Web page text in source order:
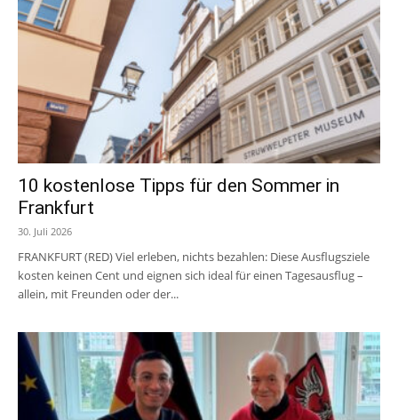
10 kostenlose Tipps für den Sommer in
Frankfurt
30. Juli 2026
FRANKFURT (RED) Viel erleben, nichts bezahlen: Diese Ausflugsziele
kosten keinen Cent und eignen sich ideal für einen Tagesausflug –
allein, mit Freunden oder der...